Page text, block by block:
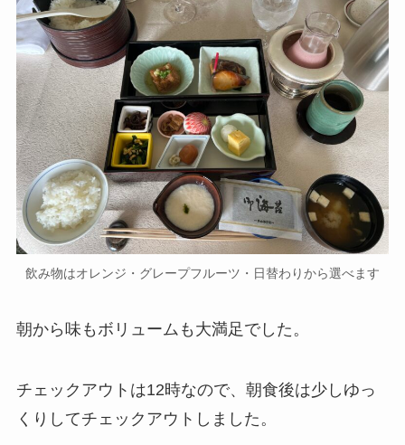
飲み物はオレンジ・グレープフルーツ・日替わりから選べます
朝から味もボリュームも大満足でした。
チェックアウトは12時なので、朝食後は少しゆっ
くりしてチェックアウトしました。